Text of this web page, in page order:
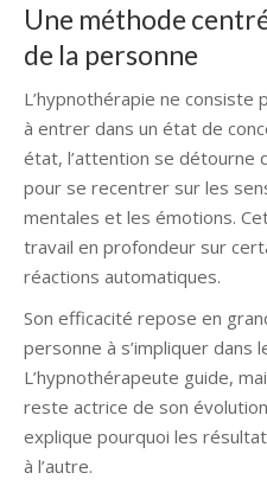
Une méthode
de la personne
L’hypnothérapie ne consiste
à entrer dans un état de
état, l’attention se détourne
pour se recentrer sur les
mentales et les émotions.
travail en profondeur sur
réactions automatiques.
Son efficacité repose en
personne à s’impliquer dans
L’hypnothérapeute guide,
reste actrice de son
explique pourquoi les
à l’autre.